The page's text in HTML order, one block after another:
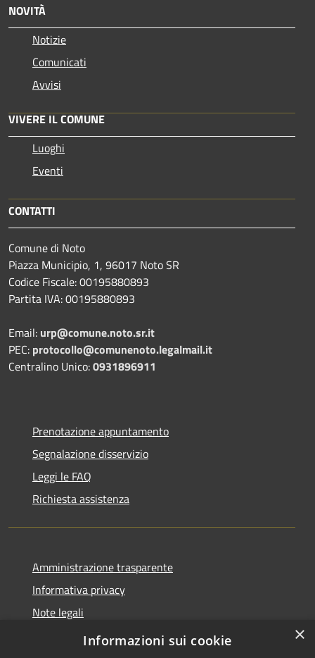
NOVITÀ
Notizie
Comunicati
Avvisi
VIVERE IL COMUNE
Luoghi
Eventi
CONTATTI
Comune di Noto
Piazza Municipio, 1, 96017 Noto SR
Codice Fiscale: 00195880893
Partita IVA: 00195880893
Email: urp@comune.noto.sr.it
PEC: protocollo@comunenoto.legalmail.it
Centralino Unico:0931896911
Prenotazione appuntamento
Segnalazione disservizio
Leggi le FAQ
Richiesta assistenza
Amministrazione trasparente
Informativa privacy
Note legali
Dichiarazione di accessibilità
×
Informazioni sui cookie